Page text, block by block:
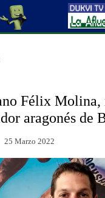
Félix Molina,
aragonés de
25 Marzo 2022